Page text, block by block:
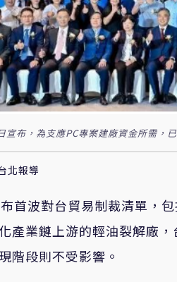
宣布，為支應PC專案建廠資金所需，
北報導
首波對台貿易制裁清單，
產業鏈上游的輕油裂解廠
階段則不受影響。